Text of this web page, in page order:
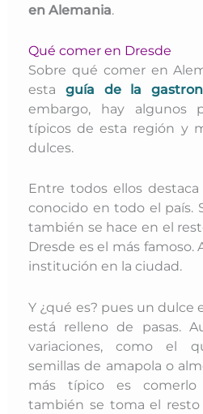
en Alemania.
Qué comer en Dresde
Sobre qué comer en
esta guía de la
embargo, hay algunos
típicos de esta región y
dulces.
Entre todos ellos destaca
conocido en todo el país.
también se hace en el
Dresde es el más famoso.
institución en la ciudad.
Y ¿qué es? pues un dulce
está relleno de pasas.
variaciones, como el
semillas de amapola o
más típico es
también se toma el resto